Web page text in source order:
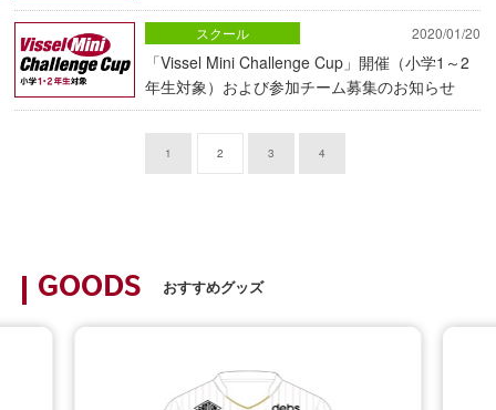
2020/01/20
「Vissel Mini Challenge Cup」開催（小学1～2
年生対象）および参加チーム募集のお知らせ
スクール
1 2 3 4
GOODS おすすめグッズ